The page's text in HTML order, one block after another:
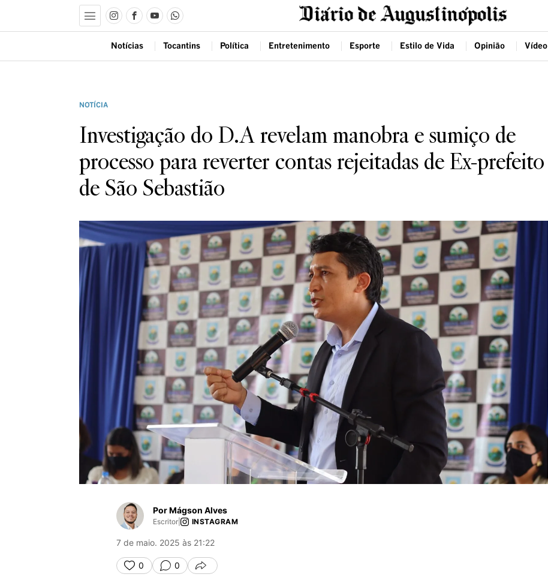
Notícias Tocantins Política Entretenimento Esporte Estilo de Vida Opinião Vídeo
NOTÍCIA
Investigação do D.A revelam manobra e sumiço de
processo para reverter contas rejeitadas de Ex-prefeito
de São Sebastião
Por Mágson Alves
Escritor| INSTAGRAM
7 de maio. 2025 às 21:22
0 0 COMPARTILHAR